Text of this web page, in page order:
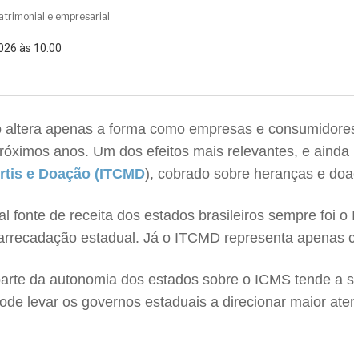
e empresarial
às 10:00
altera apenas a forma como empresas e
anos. Um dos efeitos mais relevantes, e
e Doação (ITCMD), cobrado sobre heranças e
fonte de receita dos estados brasileiros sempre foi
estadual. Já o ITCMD representa apenas
da autonomia dos estados sobre o ICMS tende
levar os governos estaduais a direcionar maior